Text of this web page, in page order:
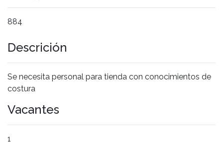
884
Descrición
Se necesita personal para tienda con conocimientos de
costura
Vacantes
1